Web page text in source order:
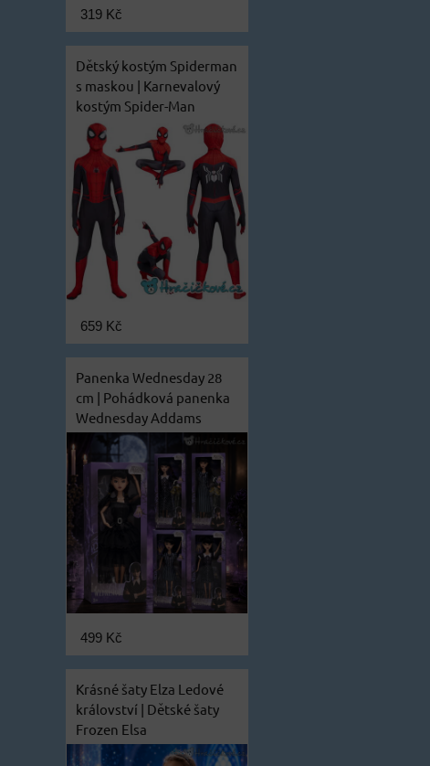
319 Kč
Dětský kostým Spiderman
s maskou | Karnevalový
kostým Spider-Man
659 Kč
Panenka Wednesday 28
cm | Pohádková panenka
Wednesday Addams
499 Kč
Krásné šaty Elza Ledové
království | Dětské šaty
Frozen Elsa